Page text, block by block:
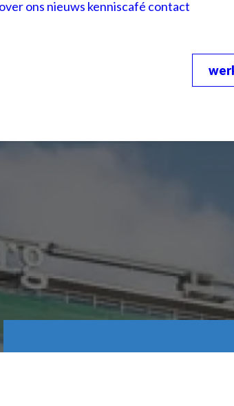
over ons nieuws kenniscafé contact